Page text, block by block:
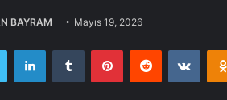
BAYRAM Mayıs 19, 2026
Twitter LinkedInTumblr PinterestReddit